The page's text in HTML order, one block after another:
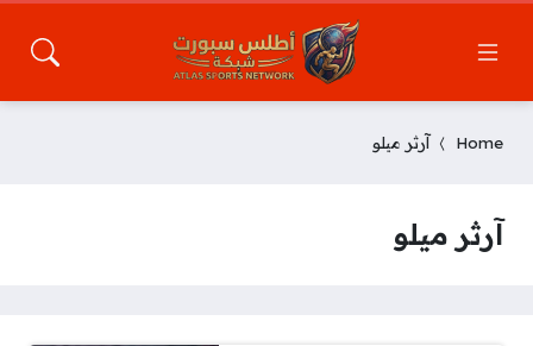
Home آرثر ميلو
آرثر ميلو